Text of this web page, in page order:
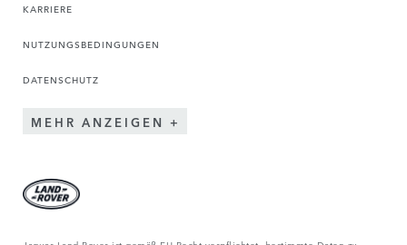
KARRIERE
NUTZUNGSBEDINGUNGEN
DATENSCHUTZ
MEHR ANZEIGEN